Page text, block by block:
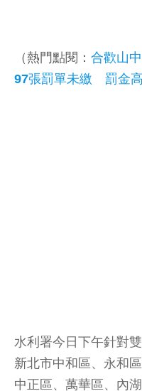
（熱門點閱： 合歡山
97張罰單未繳 罰金
水利署今日下午針對
新北市中和區、永和
中正區、萬華區、內